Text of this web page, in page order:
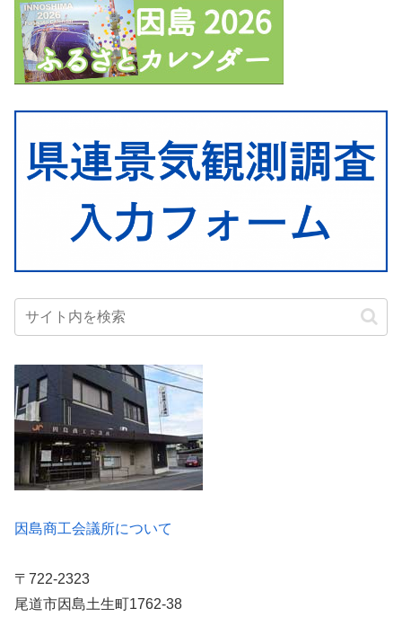
因島商工会議所について
〒722-2323
尾道市因島土生町1762-38